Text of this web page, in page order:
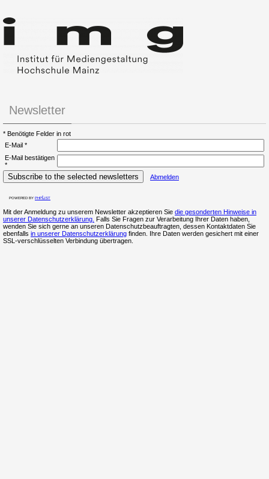
Newsletter